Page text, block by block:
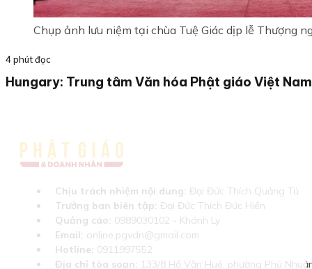
Chụp ảnh lưu niệm tại chùa Tuệ Giác dịp lễ Thượng
4 phút đọc
Hungary: Trung tâm Văn hóa Phật giáo Việt
Chịu trách nhiệm nội dung: Đại Đức Thích Quảng Tú
Trưởng ban biên tập: Đại Đức Thích Đức Hiển
Quảng cáo: 0989030102 - Khánh Ly
Email: online.pgvdn@gmail.com
Hotline: 0911997552
Địa chỉ tòa soạn: 133/8 Hồ Văn Huê, phường Phú